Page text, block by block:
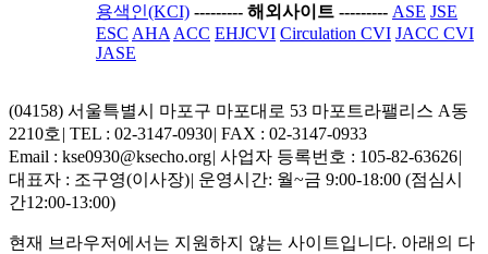
용색인(KCI) --------- 해외사이트 --------- ASE JSE
ESC AHA ACC EHJCVI Circulation CVI JACC CVI
JASE
(04158) 서울특별시 마포구 마포대로 53 마포트라팰리스 A동
2210호 | TEL : 02-3147-0930| FAX : 02-3147-0933
Email : kse0930@ksecho.org| 사업자 등록번호 : 105-82-63626|
대표자 : 조구영(이사장)| 운영시간: 월~금 9:00-18:00 (점심시
간12:00-13:00)
현재 브라우저에서는 지원하지 않는 사이트입니다. 아래의 다